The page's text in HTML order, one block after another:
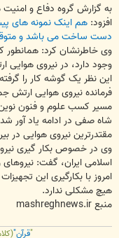
به گزارش گروه دفاع و
افزود: هم اینک نمونه های
دست ساخت می باشد و
وی خاطرنشان کرد:
وجود دارد، در نیروی هوایی
این نظر یک گوشه کار را
فرمانده نیروی هوایی ارتش
مسیر کسب علوم و فنون نوین
شاه صفی در ادامه یاد آور
مقتدرترین نیروی هوایی
وی در خصوص بکار گیری
اسلامی ایران، گفت:
امروز با بکارگیری این
هیچ مشکلی ندارد.
منبع mashreghnews.ir
"قرآن"